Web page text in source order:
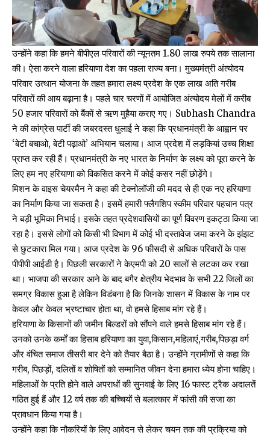
उन्होंने कहा कि हमने बीपीएल परिवारों की न्यूनतम 1.80 लाख रुपये तक सालाना
की। ऐसा करने वाला हरियाणा देश का पहला राज्य बना। मुख्यमंत्री अंत्योदय
परिवार उत्थान योजना के तहत हमारा लक्ष्य प्रदेश के एक लाख अति गरीब
परिवारों की आय बढ़ाना है। पहले चार चरणों में आयोजित अंत्योदय मेलों में करीब
50 हजार परिवारों को बैंकों से ऋण मुहैया कराए गए। Subhash Chandra
ने की कांग्रेस पार्टी की जबरदस्त धुलाई ने कहा कि प्रधानमंत्री के आह्वान पर
‘बेटी बचाओ, बेटी पढ़ाओ’ अभियान चलाया। आज प्रदेश में लड़कियां उच्च शिक्षा
प्राप्त कर रही हैं। प्रधानमंत्री के नए भारत के निर्माण के लक्ष्य को पूरा करने के
लिए हम नए हरियाणा को विकसित करने में कोई कसर नहीं छोड़ेंगे।
मिशन के वाइस चेयरमैन ने कहा की टेक्नोलॉजी की मदद से ही एक नए हरियाणा
का निर्माण किया जा सकता है। इसमें हमारी फ्लैगशिप स्कीम परिवार पहचान पत्र
ने बड़ी भूमिका निभाई। इसके तहत प्रदेशवासियों का पूर्ण विवरण इकट्ठा किया जा
रहा है। इससे लोगों को किसी भी विभाग में कोई भी दस्तावेज जमा करने के झंझट
से छुटकारा मिल गया। आज प्रदेश के 96 फीसदी से अधिक परिवारों के पास
पीपीपी आईडी है। पिछली सरकारों ने केएमपी को 20 सालों से लटका कर रखा
था। भाजपा की सरकार आने के बाद बगैर क्षेत्रीय भेदभाव के सभी 22 जिलों का
समग्र विकास हुआ है लेकिन विडंबना है कि जिनके शासन में विकास के नाम पर
केवल और केवल भ्रष्टाचार होता था, वो हमसे हिसाब मांग रहे हैं।
हरियाणा के किसानों की जमीन बिल्डरों को सौंपने वाले हमसे हिसाब मांग रहे हैं।
उनको उनके कर्मों का हिसाब हरियाणा का युवा,किसान,महिलाएं,गरीब,पिछड़ा वर्ग
और वंचित समाज तीसरी बार देने को तैयार बैठा है। उन्होंने ग्रामीणों से कहा कि
गरीब, पिछड़ों, दलितों व शोषितों को सम्मानित जीवन देना हमारा ध्येय होना चाहिए।
महिलाओं के प्रति होने वाले अपराधों की सुनवाई के लिए 16 फास्ट ट्रैक अदालतें
गठित हुई हैं और 12 वर्ष तक की बच्चियों से बलात्कार में फांसी की सजा का
प्रावधान किया गया है।
उन्होंने कहा कि नौकरियों के लिए आवेदन से लेकर चयन तक की प्रक्रिया को